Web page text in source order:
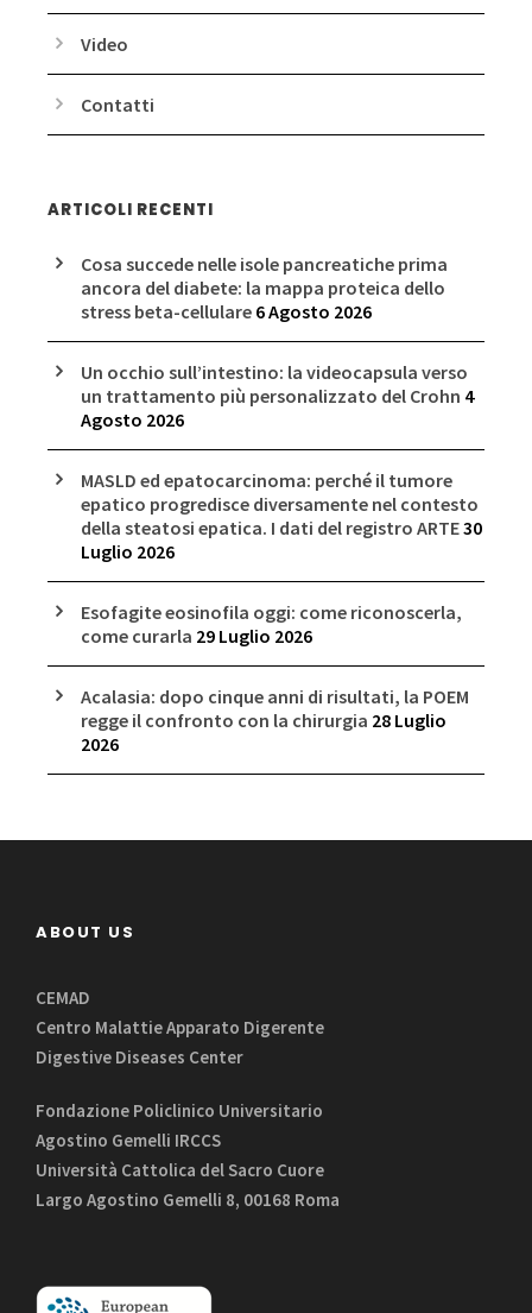
Video
Contatti
ARTICOLI RECENTI
Cosa succede nelle isole pancreatiche prima
ancora del diabete: la mappa proteica dello
stress beta-cellulare 6 Agosto 2026
Un occhio sull’intestino: la videocapsula verso
un trattamento più personalizzato del Crohn 4
Agosto 2026
MASLD ed epatocarcinoma: perché il tumore
epatico progredisce diversamente nel contesto
della steatosi epatica. I dati del registro ARTE30
Luglio 2026
Esofagite eosinofila oggi: come riconoscerla,
come curarla 29 Luglio 2026
Acalasia: dopo cinque anni di risultati, la POEM
regge il confronto con la chirurgia 28 Luglio
2026
ABOUT US
CEMAD
Centro Malattie Apparato Digerente
Digestive Diseases Center
Fondazione Policlinico Universitario
Agostino Gemelli IRCCS
Università Cattolica del Sacro Cuore
Largo Agostino Gemelli 8, 00168 Roma